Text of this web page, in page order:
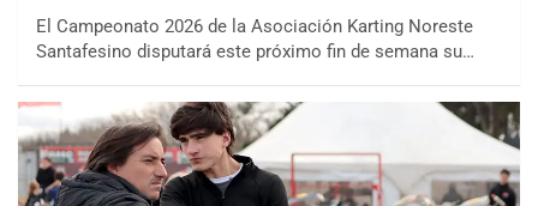
El Campeonato 2026 de la Asociación Karting Noreste
Santafesino disputará este próximo fin de semana su…